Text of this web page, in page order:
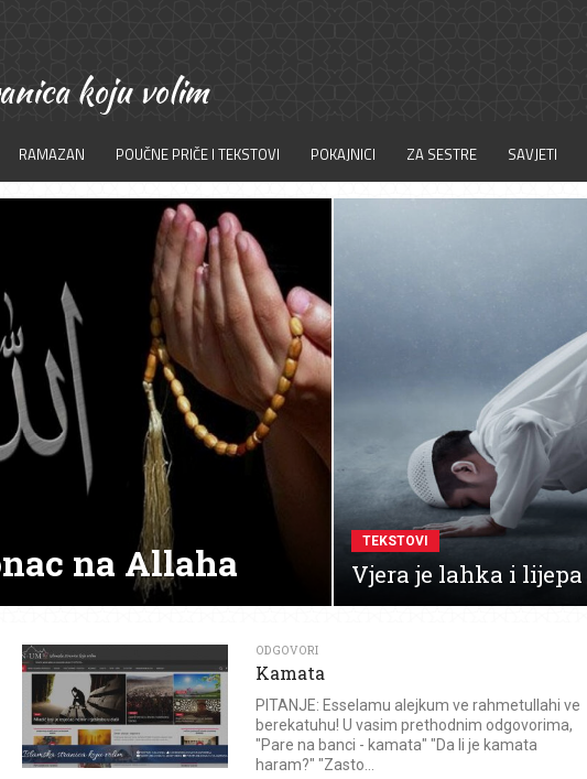
RAMAZAN POUČNE PRIČE I TEKSTOVI POKAJNICI ZA SESTRE SAVJETI
na Allaha TEKSTOVI
Vjera je lahka i lijepa
ODGOVORI
Kamata
PITANJE: Esselamu alejkum ve rahmetullahi ve
berekatuhu! U vasim prethodnim odgovorima,
"Pare na banci - kamata" "Da li je kamata
haram?" "Zasto...